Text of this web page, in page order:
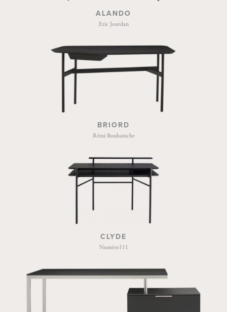
ALANDO
Eric Jourdan
BRIORD
Rémi Bouhaniche
CLYDE
Numéro111